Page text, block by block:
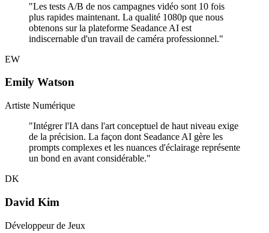
"Les tests A/B de nos campagnes vidéo sont 10 fois
plus rapides maintenant. La qualité 1080p que nous
obtenons sur la plateforme Seadance AI est
indiscernable d'un travail de caméra professionnel."
EW
Emily Watson
Artiste Numérique
"Intégrer l'IA dans l'art conceptuel de haut niveau exige
de la précision. La façon dont Seadance AI gère les
prompts complexes et les nuances d'éclairage représente
un bond en avant considérable."
DK
David Kim
Développeur de Jeux